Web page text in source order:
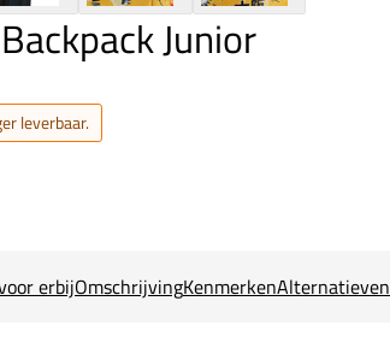
Junior
leverbaar.
erbijOmschrijvingKenmerkenAlternatieven